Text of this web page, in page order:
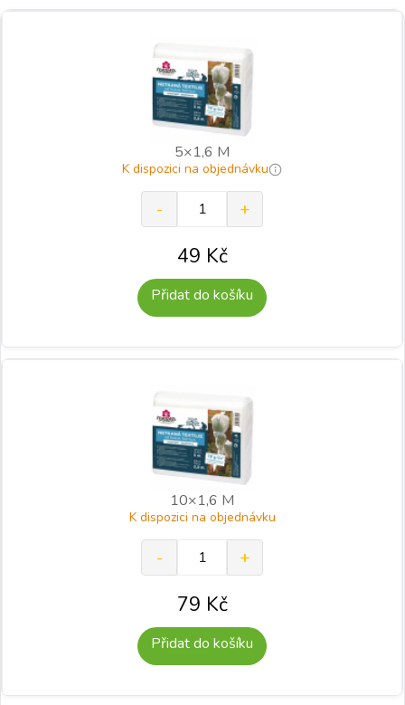
5×1,6 M
K dispozici na objednávku
49 Kč
Přidat do košíku
10×1,6 M
K dispozici na objednávku
79 Kč
Přidat do košíku